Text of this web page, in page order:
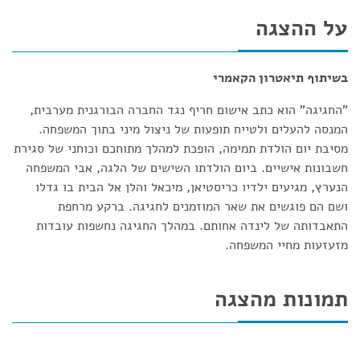
על ההצגה
בשיתוף תיאטרון הקאמרי
"החגיגה" הוא כתב אישום חריף נגד החברה הבורגנית מערבית,
המנסה להעלים ולטייח תופעות של ניצול מיני בתוך המשפחה.
מסיבת יום הולדת תמימה, הופכת למהלך מתוחכם וכוחני של סגירת
חשבונות אישיים. ביום הולדתו השישים של הלגה, אבי המשפחה
הנערץ, מגיעים ילדיו כריסטיאן, מיכאל והלן אל הבית בו גדלו
ושם הם פוגשים את שאר המוזמנים לחגיגה. ברקע מרחפת
התאבדותה של לינדה אחותם. במהלך החגיגה נחשפות עובדות
מזעזעות מחיי המשפחה.
תמונות מהצגה